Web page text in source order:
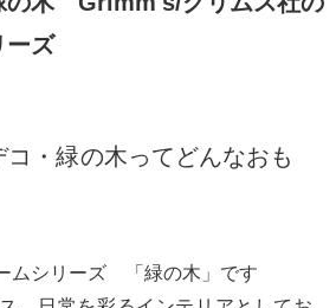
ーズ
コ・緑の木ってどんなおも
ムシリーズ 「緑の木」です